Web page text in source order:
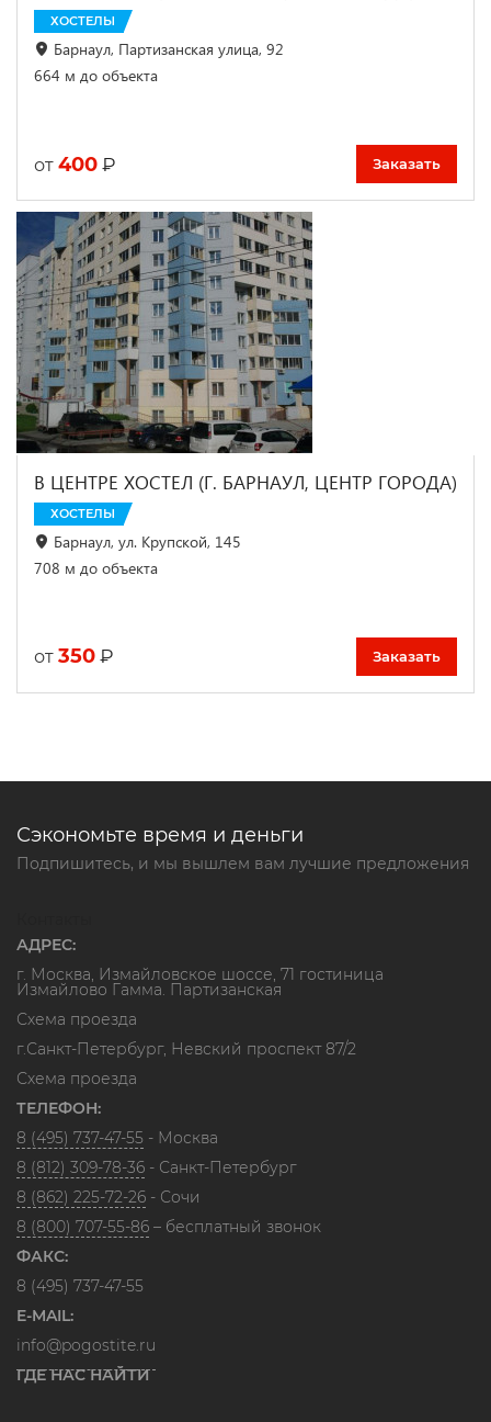
ХОСТЕЛЫ
Барнаул, Партизанская улица, 92
664 м до объекта
от 400 ₽ Заказать
В ЦЕНТРЕ ХОСТЕЛ (Г. БАРНАУЛ, ЦЕНТР ГОРОДА)
ХОСТЕЛЫ
Барнаул, ул. Крупской, 145
708 м до объекта
от 350 ₽ Заказать
Сэкономьте время и деньги
Подпишитесь, и мы вышлем вам лучшие предложения
АДРЕС:
г. Москва, Измайловское шоссе, 71 гостиница
Измайлово Гамма. Партизанская
Схема проезда
г.Санкт-Петербург, Невский проспект 87/2
Схема проезда
ТЕЛЕФОН:
8 (495) 737-47-55 - Москва
8 (812) 309-78-36 - Санкт-Петербург
8 (862) 225-72-26 - Сочи
8 (800) 707-55-86 – бесплатный звонок
ФАКС:
8 (495) 737-47-55
E-MAIL:
info@pogostite.ru
ГДЕ НАС НАЙТИ